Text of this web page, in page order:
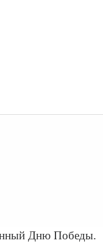
Дню Победы.